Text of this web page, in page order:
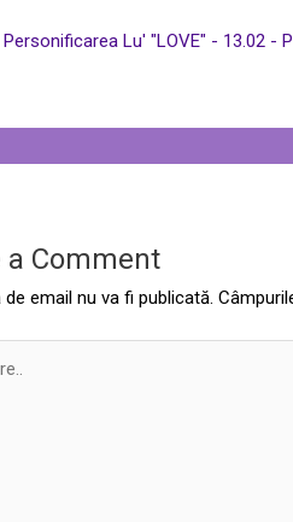
Personificarea Lu' "LOVE" - 13.02 -
a Comment
email nu va fi publicată.